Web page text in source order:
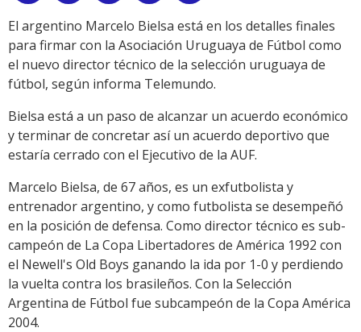
Link
El argentino Marcelo Bielsa está en los detalles finales
para firmar con la Asociación Uruguaya de Fútbol como
el nuevo director técnico de la selección uruguaya de
fútbol, según informa Telemundo.
Bielsa está a un paso de alcanzar un acuerdo económico
y terminar de concretar así un acuerdo deportivo que
estaría cerrado con el Ejecutivo de la AUF.
Marcelo Bielsa, de 67 años, es un exfutbolista y
entrenador argentino, y como futbolista se desempeñó
en la posición de defensa. Como director técnico es sub-
campeón de La Copa Libertadores de América 1992 con
el Newell's Old Boys ganando la ida por 1-0 y perdiendo
la vuelta contra los brasileños. Con la Selección
Argentina de Fútbol fue subcampeón de la Copa América
2004.